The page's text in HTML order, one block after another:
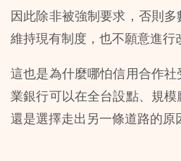
因此除非被強制要求，否則
維持現有制度，也不願意進行
這也是為什麼哪怕信用合作
業銀行可以在全台設點、規
還是選擇走出另一條道路的原